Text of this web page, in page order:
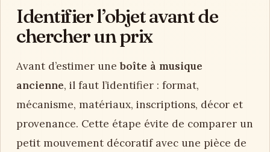
Identifier l’objet avant de
chercher un prix
Avant d’estimer uneboîte à musique
ancienne, il faut l’identifier : format,
mécanisme, matériaux, inscriptions, décor et
provenance. Cette étape évite de comparer un
petit mouvement décoratif avec une pièce de